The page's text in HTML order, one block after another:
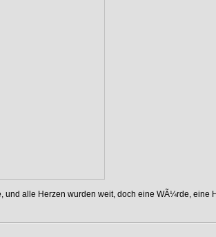
und alle Herzen wurden weit, doch eine WÃ¼rde, eine